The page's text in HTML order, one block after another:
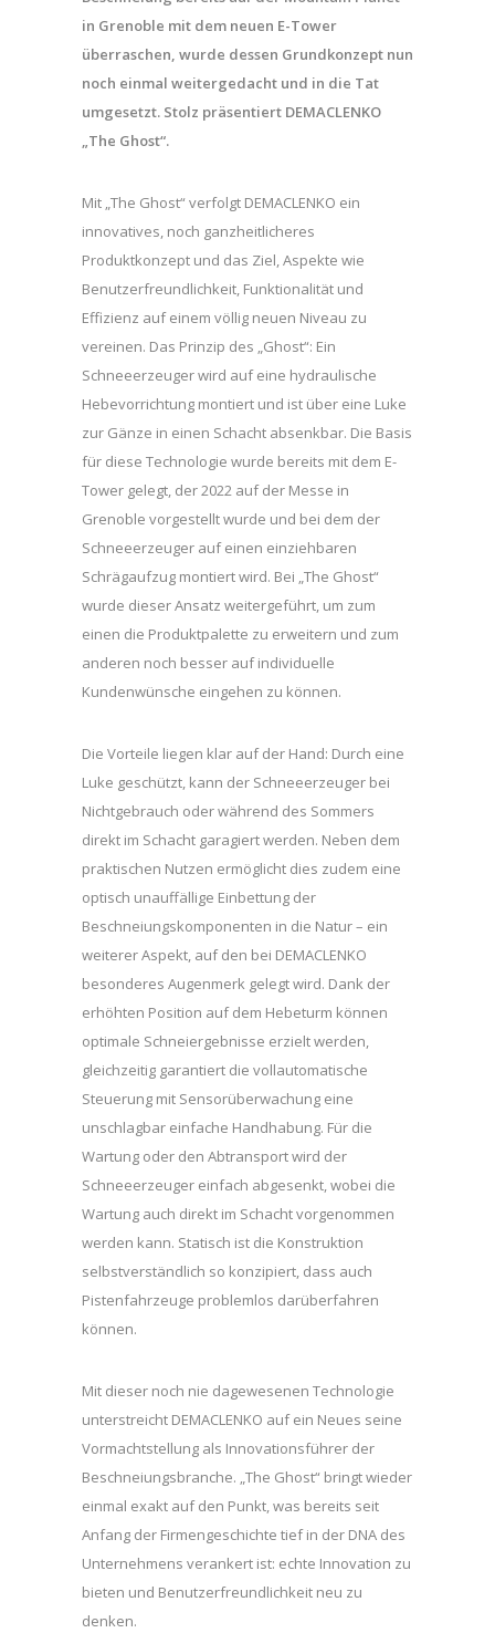
in Grenoble mit dem neuen E-Tower
überraschen, wurde dessen Grundkonzept nun
noch einmal weitergedacht und in die Tat
umgesetzt. Stolz präsentiert DEMACLENKO
„The Ghost“.
Mit „The Ghost“ verfolgt DEMACLENKO ein
innovatives, noch ganzheitlicheres
Produktkonzept und das Ziel, Aspekte wie
Benutzerfreundlichkeit, Funktionalität und
Effizienz auf einem völlig neuen Niveau zu
vereinen. Das Prinzip des „Ghost“: Ein
Schneeerzeuger wird auf eine hydraulische
Hebevorrichtung montiert und ist über eine Luke
zur Gänze in einen Schacht absenkbar. Die Basis
für diese Technologie wurde bereits mit dem E-
Tower gelegt, der 2022 auf der Messe in
Grenoble vorgestellt wurde und bei dem der
Schneeerzeuger auf einen einziehbaren
Schrägaufzug montiert wird. Bei „The Ghost“
wurde dieser Ansatz weitergeführt, um zum
einen die Produktpalette zu erweitern und zum
anderen noch besser auf individuelle
Kundenwünsche eingehen zu können.
Die Vorteile liegen klar auf der Hand: Durch eine
Luke geschützt, kann der Schneeerzeuger bei
Nichtgebrauch oder während des Sommers
direkt im Schacht garagiert werden. Neben dem
praktischen Nutzen ermöglicht dies zudem eine
optisch unauffällige Einbettung der
Beschneiungskomponenten in die Natur – ein
weiterer Aspekt, auf den bei DEMACLENKO
besonderes Augenmerk gelegt wird. Dank der
erhöhten Position auf dem Hebeturm können
optimale Schneiergebnisse erzielt werden,
gleichzeitig garantiert die vollautomatische
Steuerung mit Sensorüberwachung eine
unschlagbar einfache Handhabung. Für die
Wartung oder den Abtransport wird der
Schneeerzeuger einfach abgesenkt, wobei die
Wartung auch direkt im Schacht vorgenommen
werden kann. Statisch ist die Konstruktion
selbstverständlich so konzipiert, dass auch
Pistenfahrzeuge problemlos darüberfahren
können.
Mit dieser noch nie dagewesenen Technologie
unterstreicht DEMACLENKO auf ein Neues seine
Vormachtstellung als Innovationsführer der
Beschneiungsbranche. „The Ghost“ bringt wieder
einmal exakt auf den Punkt, was bereits seit
Anfang der Firmengeschichte tief in der DNA des
Unternehmens verankert ist: echte Innovation zu
bieten und Benutzerfreundlichkeit neu zu
denken.